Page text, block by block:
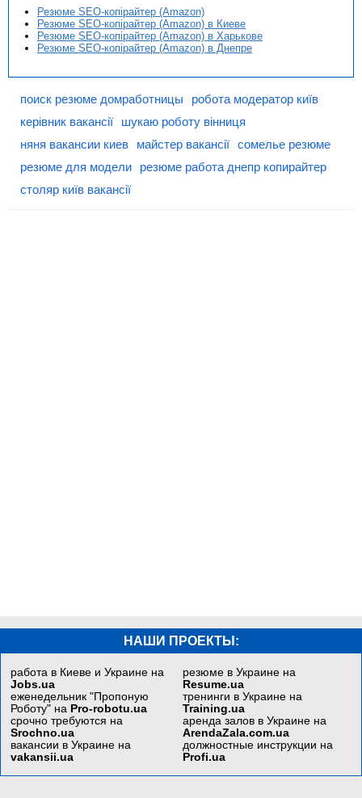
Резюме SEO-копірайтер (Amazon)
Резюме SEO-копірайтер (Amazon) в Киеве
Резюме SEO-копірайтер (Amazon) в Харькове
Резюме SEO-копірайтер (Amazon) в Днепре
поиск резюме домработницы
робота модератор київ
керівник вакансії
шукаю роботу вінниця
няня вакансии киев
майстер вакансії сомелье резюме
резюме для модели
резюме работа днепр копирайтер
столяр київ вакансії
НАШИ ПРОЕКТЫ:
работа в Киеве и Украине на
Jobs.ua
еженедельник "Пропоную
Роботу" на Pro-robotu.ua
срочно требуются на
Srochno.ua
вакансии в Украине на
vakansii.ua
резюме в Украине на
Resume.ua
тренинги в Украине на
Training.ua
аренда залов в Украине на
ArendaZala.com.ua
должностные инструкции на
Profi.ua